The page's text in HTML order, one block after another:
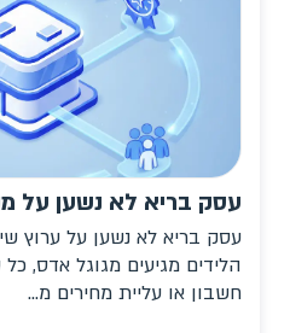
עסק בריא לא נשען על
עסק בריא לא נשען על ערוץ
הלידים מגיעים מגוגל אדס, כל
חשבון או עליית מחירים מ...